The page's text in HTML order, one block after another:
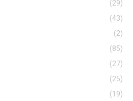
(29)
(43)
(2)
(85)
(27)
(25)
(19)